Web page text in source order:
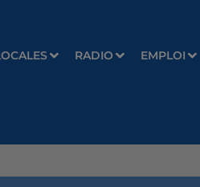
RADIO EMPLOI